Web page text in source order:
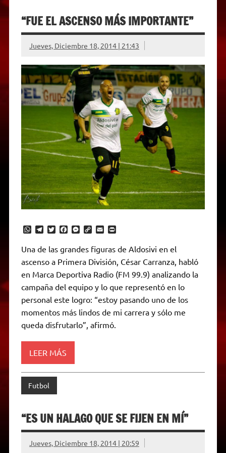
“FUE EL ASCENSO MÁS IMPORTANTE”
Jueves, Diciembre 18, 2014 | 21:43
W
t
s
A
p
p
T
e
g
a
m
T
t
t
e
r
F
e
b
o
k
M
s
s
e
n
g
e
C
p
y
L
n
k
E
i
l
P
n
t
F
r
i
n
d
l
Una de las grandes figuras de Aldosivi en el
ascenso a Primera División, César Carranza, habló
en Marca Deportiva Radio (FM 99.9) analizando la
campaña del equipo y lo que representó en lo
personal este logro: “estoy pasando uno de los
momentos más lindos de mi carrera y sólo me
queda disfrutarlo”, afirmó.
LEER MÁS
Futbol
“ES UN HALAGO QUE SE FIJEN EN MÍ”
Jueves, Diciembre 18, 2014 | 20:59